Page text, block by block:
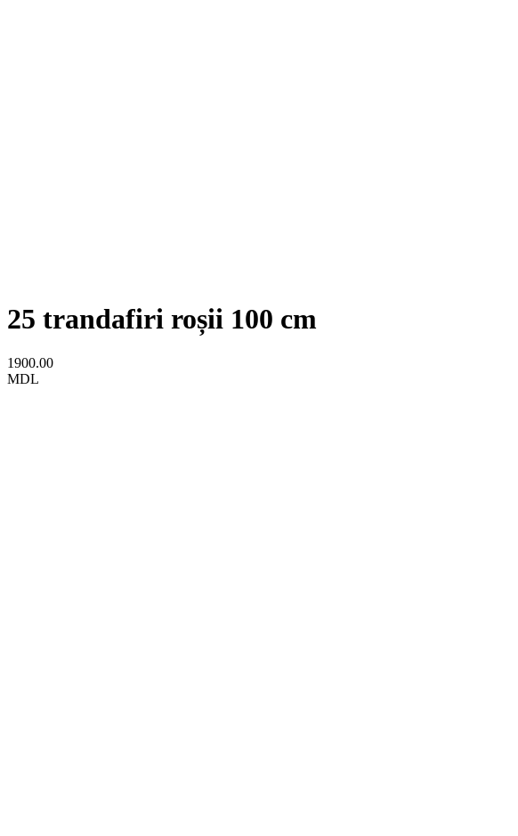
25 trandafiri roșii 100 cm
1900.00
MDL